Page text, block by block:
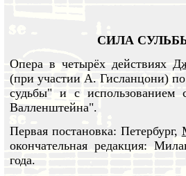
СИЛА СУЛЬБЫ
Опера в четырёх действиях
(при участии А. Гисланцони)
судьбы" и с
Валленштейна".
Первая постановка: Петербург,
окончательная редакция:
года.